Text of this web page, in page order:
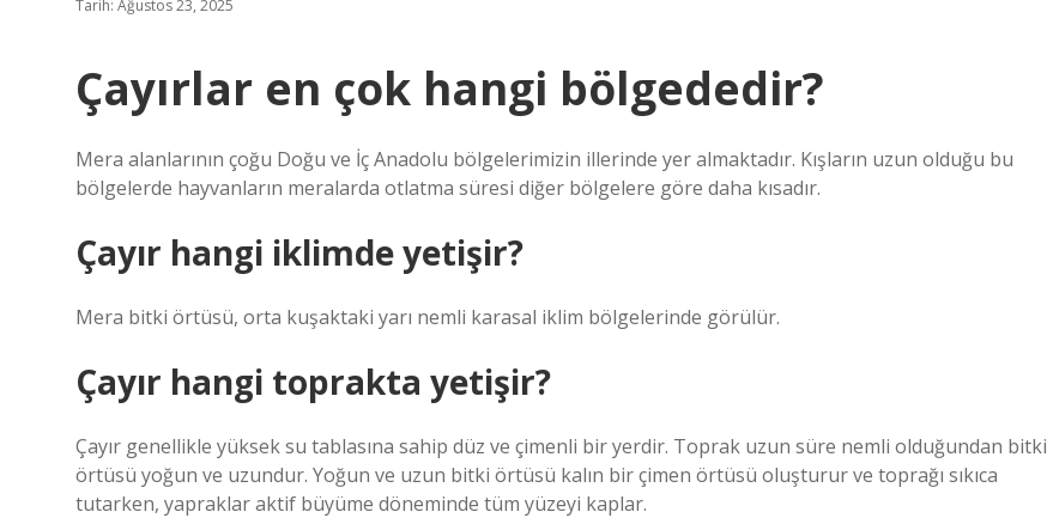
Tarih: Ağustos 23, 2025
Çayırlar en çok hangi bölgededir?
Mera alanlarının çoğu Doğu ve İç Anadolu bölgelerimizin illerinde yer almaktadır. Kışların uzun olduğu bu
bölgelerde hayvanların meralarda otlatma süresi diğer bölgelere göre daha kısadır.
Çayır hangi iklimde yetişir?
Mera bitki örtüsü, orta kuşaktaki yarı nemli karasal iklim bölgelerinde görülür.
Çayır hangi toprakta yetişir?
Çayır genellikle yüksek su tablasına sahip düz ve çimenli bir yerdir. Toprak uzun süre nemli olduğundan bitki
örtüsü yoğun ve uzundur. Yoğun ve uzun bitki örtüsü kalın bir çimen örtüsü oluşturur ve toprağı sıkıca
tutarken, yapraklar aktif büyüme döneminde tüm yüzeyi kaplar.